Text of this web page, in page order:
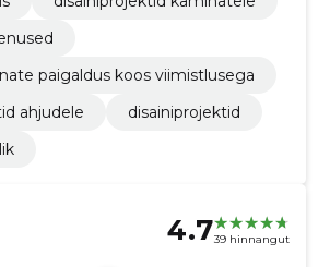
paigaldus koos viimistlusega
ahjudele
disainiprojektid
4.739 hinnangut